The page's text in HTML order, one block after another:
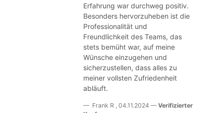
Erfahrung war durchweg positiv.
Besonders hervorzuheben ist die
Professionalität und
Freundlichkeit des Teams, das
stets bemüht war, auf meine
Wünsche einzugehen und
sicherzustellen, dass alles zu
meiner vollsten Zufriedenheit
abläuft.
Frank R , 04.11.2024
Verifizierter